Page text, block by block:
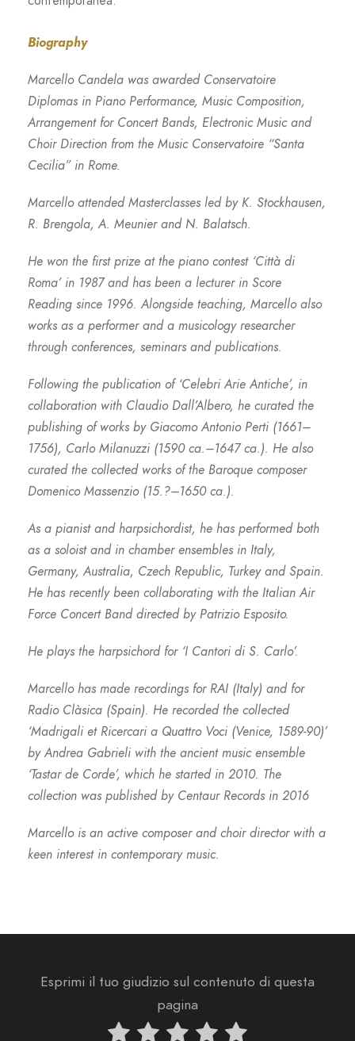
Biography
Marcello Candela was awarded Conservatoire
Diplomas in Piano Performance, Music Composition,
Arrangement for Concert Bands, Electronic Music and
Choir Direction from the Music Conservatoire “Santa
Cecilia” in Rome.
Marcello attended Masterclasses led by K. Stockhausen,
R. Brengola, A. Meunier and N. Balatsch.
He won the first prize at the piano contest ‘Città di
Roma’ in 1987 and has been a lecturer in Score
Reading since 1996. Alongside teaching, Marcello also
works as a performer and a musicology researcher
through conferences, seminars and publications.
Following the publication of ‘Celebri Arie Antiche’, in
collaboration with Claudio Dall’Albero, he curated the
publishing of works by Giacomo Antonio Perti (1661–
1756), Carlo Milanuzzi (1590 ca.–1647 ca.). He also
curated the collected works of the Baroque composer
Domenico Massenzio (15.?–1650 ca.).
As a pianist and harpsichordist, he has performed both
as a soloist and in chamber ensembles in Italy,
Germany, Australia, Czech Republic, Turkey and Spain.
He has recently been collaborating with the Italian Air
Force Concert Band directed by Patrizio Esposito.
He plays the harpsichord for ‘I Cantori di S. Carlo’.
Marcello has made recordings for RAI (Italy) and for
Radio Clàsica (Spain). He recorded the collected
‘Madrigali et Ricercari a Quattro Voci (Venice, 1589-90)’
by Andrea Gabrieli with the ancient music ensemble
‘Tastar de Corde’, which he started in 2010. The
collection was published by Centaur Records in 2016
Marcello is an active composer and choir director with a
keen interest in contemporary music.
Esprimi il tuo giudizio sul contenuto di questa
pagina